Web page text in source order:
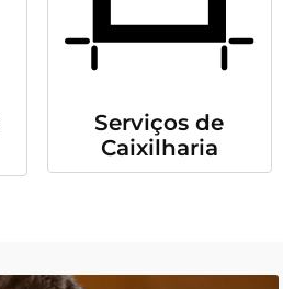
Serviços de
Caixilharia